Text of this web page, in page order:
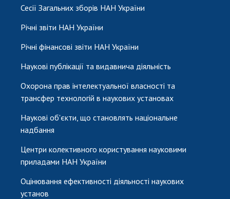
Сесії Загальних зборів НАН України
Річні звіти НАН України
Річні фінансові звіти НАН України
Наукові публікації та видавнича діяльність
Охорона прав інтелектуальної власності та
трансфер технологій в наукових установах
Наукові об'єкти, що становлять національне
надбання
Центри колективного користування науковими
приладами НАН України
Оцінювання ефективності діяльності наукових
установ